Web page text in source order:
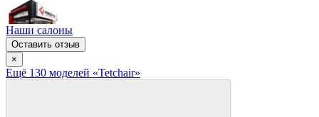
Наши салоны
Оставить отзыв
×
Ещё 130 моделей «Tetchair»